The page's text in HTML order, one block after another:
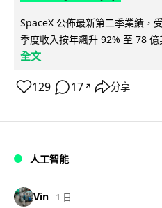
SpaceX 公佈最新第二季業績，
季度收入按年飆升 92% 至 78
全文
129 17 ↗ 分享
人工智能
Vin 1 日